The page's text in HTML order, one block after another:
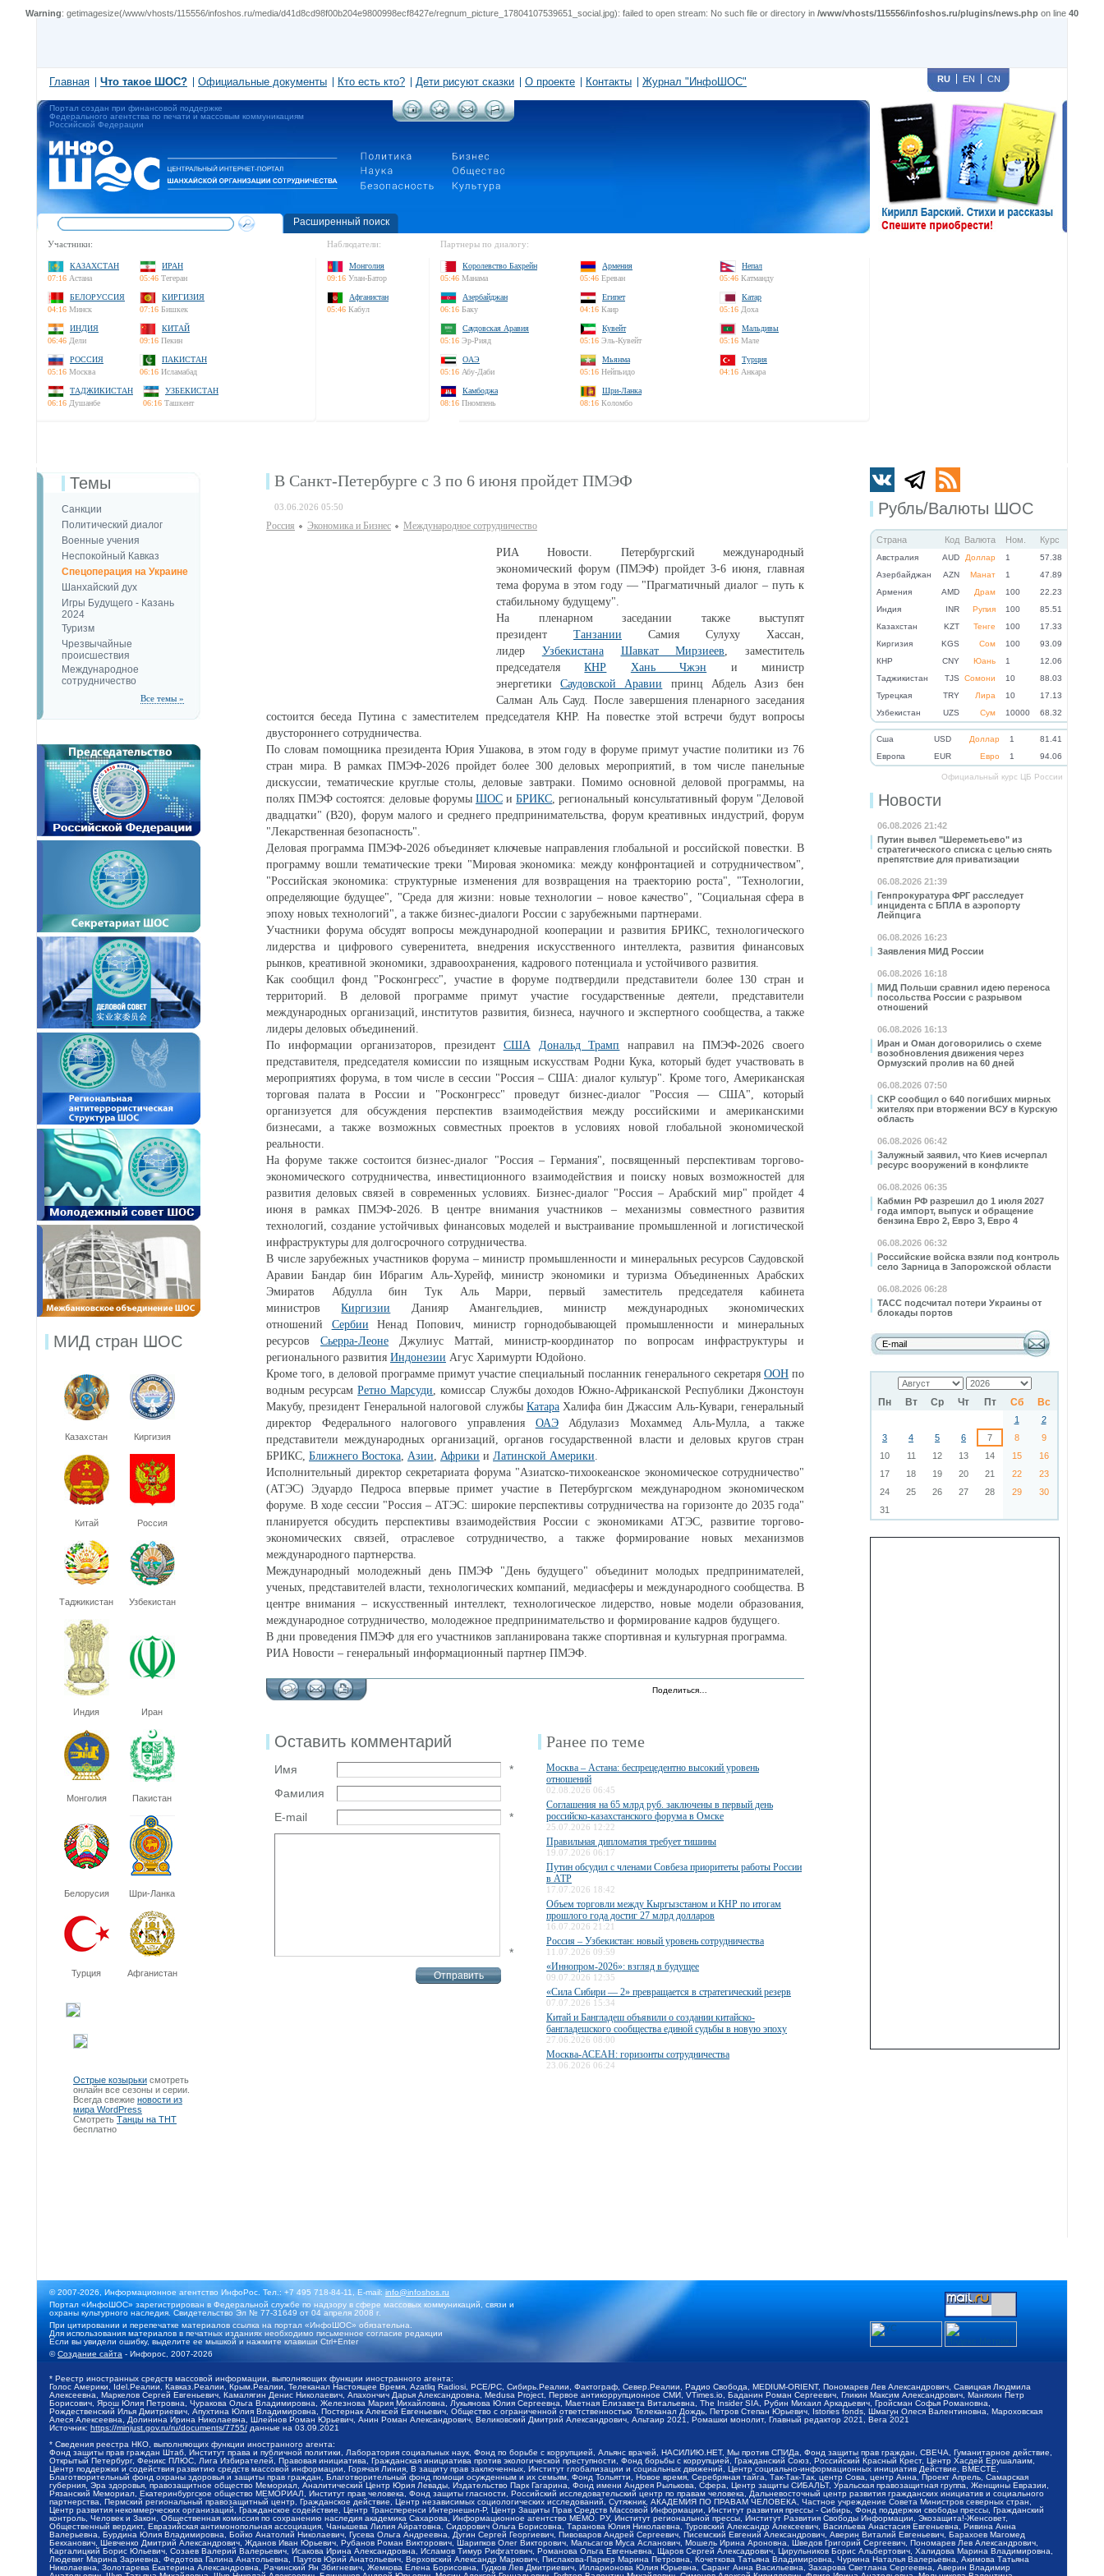
Warning: getimagesize(/www/vhosts/115556/infoshos.ru/media/d41d8cd98f00b204e9800998ecf8427e/regnum_picture_17804107539651_social.jpg): failed to open stream: No such file or directory in /www/vhosts/115556/infoshos.ru/plugins/news.php on line 40
Главная Что такое ШОС? Официальные документы Кто есть кто? Дети рисуют сказки О проекте Контакты Журнал "ИнфоШОС" RU EN CN
Портал создан при финансовой поддержке
Федерального агентства по печати и массовым коммуникациям
Российской Федерации
Расширенный поиск
Участники:
КАЗАХСТАН
07:16 Астана
ИРАН
05:46 Тегеран
БЕЛОРУССИЯ
04:16 Минск
КИРГИЗИЯ
07:16 Бишкек
ИНДИЯ
06:46 Дели
КИТАЙ
09:16 Пекин
РОССИЯ
05:16 Москва
ПАКИСТАН
06:16 Исламабад
ТАДЖИКИСТАН
06:16 Душанбе
УЗБЕКИСТАН
06:16 Ташкент
Наблюдатели:
Монголия
09:16 Улан-Батор
Афганистан
05:46 Кабул
Партнеры по диалогу:
Королевство Бахрейн
05:46 Манама
Армения
05:46 Ереван
Непал
05:46 Катманду
Азербайджан
06:16 Баку
Египет
04:16 Каир
Катар
05:16 Доха
Саудовская Аравия
05:16 Эр-Рияд
Кувейт
05:16 Эль-Кувейт
Мальдивы
05:16 Мале
ОАЭ
05:16 Абу-Даби
Мьянма
05:16 Нейпьидо
Турция
04:16 Анкара
Камбоджа
08:16 Пномпень
Шри-Ланка
08:16 Коломбо
Рубль/Валюты ШОС
Страна Код Валюта Ном. Курс
Австралия AUD Доллар 1
57.38
Азербайджан
AZN Манат 1
47.89
Армения
AMD Драм 100
22.23
Индия
INR Рупия 100
85.51
Казахстан
KZT Тенге 100
17.33
Киргизия
KGS Сом 100
93.09
КНР
CNY Юань 1
12.06
Таджикистан
TJS Сомони 10
88.03
Турецкая
TRY Лира 10
17.13
Узбекистан
UZS Сум 10000 68.32
Cша USD Доллар 1
81.41
Eвропа
EUR Евро 1 94.06
Официальный курс ЦБ России
Новости
06.08.2026 21:42
Путин вывел "Шереметьево" из
стратегического списка с целью снять
препятствие для приватизации
06.08.2026 21:39
Генпрокуратура ФРГ расследует
инцидента с БПЛА в аэропорту
Лейпцига
06.08.2026 16:23
Заявления МИД России
06.08.2026 16:18
МИД Польши сравнил идею переноса
посольства России с разрывом
отношений
06.08.2026 16:13
Иран и Оман договорились о схеме
возобновления движения через
Ормузский пролив на 60 дней
06.08.2026 07:50
СКР сообщил о 640 погибших мирных
жителях при вторжении ВСУ в Курскую
область
06.08.2026 06:42
Залужный заявил, что Киев исчерпал
ресурс вооружений в конфликте
06.08.2026 06:35
Кабмин РФ разрешил до 1 июля 2027
года импорт, выпуск и обращение
бензина Евро 2, Евро 3, Евро 4
06.08.2026 06:32
Российские войска взяли под контроль
село Зарница в Запорожской области
06.08.2026 06:28
ТАСС подсчитал потери Украины от
блокады портов
Пн Вт Ср Чт Пт Сб Вс
1
2
3
4 5 6 7 8
9
10
11 12 13 14 15
16
17
18 19 20 21 22
23
24
25 26 27 28 29
30
31
Темы
Санкции
Политический диалог
Военные учения
Неспокойный Кавказ
Спецоперация на Украине
Шанхайский дух
Игры Будущего - Казань
2024
Туризм
Чрезвычайные
происшествия
Международное
сотрудничество
Все темы »
МИД стран ШОС
Казахстан Киргизия
Китай Россия
Таджикистан Узбекистан
Индия Иран
Монголия Пакистан
Белорусия Шри-Ланка
Турция Афганистан
Острые козырьки смотреть
онлайн все сезоны и серии.
Всегда свежие новости из
мира WordPress
Смотреть Танцы на ТНТ
бесплатно
В Санкт-Петербурге с 3 по 6 июня пройдет ПМЭФ
03.06.2026 05:50
Россия Экономика и Бизнес Международное сотрудничество
РИА Новости. Петербургский международный
экономический форум (ПМЭФ) пройдет 3-6 июня, главная
тема форума в этом году — "Прагматичный диалог – путь к
стабильному будущему".
На пленарном заседании также выступят
президент Танзании Самия Сулуху Хассан,
лидер Узбекистана Шавкат Мирзиеев, заместитель
председателяКНР Хань Чжэн и министр
энергетикиСаудовской Аравии принц Абдель Азиз бен
Салман Аль Сауд. После завершения пленарного заседания
состоится беседа Путина с заместителем председателя КНР. На повестке этой встречи будут вопросы
двустороннего сотрудничества.
По словам помощника президента Юрия Ушакова, в этом году в форуме примут участие политики из 76
стран мира. В рамках ПМЭФ-2026 пройдет более 300 деловых мероприятий, в том числе панельные
дискуссии, тематические круглые столы, деловые завтраки. Помимо основной деловой программы, на
полях ПМЭФ состоятся: деловые форумы ШОСиБРИКС, региональный консультативный форум "Деловой
двадцатки" (В20), форум малого и среднего предпринимательства, форум креативных индустрий, форум
"Лекарственная безопасность".
Деловая программа ПМЭФ-2026 объединяет ключевые направления глобальной и российской повестки. В
программу вошли тематические треки "Мировая экономика: между конфронтацией и сотрудничеством",
"Российская экономика: структурные изменения для возвращения на траекторию роста", "Технологии,
определяющие будущее", "Среда для жизни: новые технологии – новое качество", "Социальная сфера в
эпоху новых технологий", а также бизнес-диалоги России с зарубежными партнерами.
Участники форума обсудят вопросы международной кооперации и развития БРИКС, технологического
лидерства и цифрового суверенитета, внедрения искусственного интеллекта, развития финансовых
рынков, креативной экономики, здравоохранения, кадрового потенциала и устойчивого развития.
Как сообщил фонд "Росконгресс", участие в форуме подтвердили представители более 130 стран и
территорий. В деловой программе примут участие государственные деятели, представители
международных организаций, институтов развития, бизнеса, научного и экспертного сообщества, а также
лидеры деловых объединений.
По информации организаторов, президент США Дональд Трамп направил на ПМЭФ-2026 своего
представителя, председателя комиссии по изящным искусствам Родни Кука, который будет участвовать в
мероприятиях форума, в том числе в сессии "Россия – США: диалог культур". Кроме того, Американская
торговая палата в России и "Росконгресс" проведут бизнес-диалог "Россия — США", который
организуется для обсуждения перспектив взаимодействия между российскими и американскими
бизнесами, а также возможных совместных проектов в условиях новой глобальной экономической
реальности.
На форуме также состоится бизнес-диалог "Россия – Германия", посвященный перспективам торгово-
экономического сотрудничества, инвестиционного взаимодействия и поиску новых возможностей для
развития деловых связей в современных условиях. Бизнес-диалог "Россия – Арабский мир" пройдет 4
июня в рамках ПМЭФ-2026. В центре внимания участников – механизмы совместного развития
технологий, создание устойчивых финансовых моделей и выстраивание промышленной и логистической
инфраструктуры для долгосрочного сотрудничества.
В числе зарубежных участников форума – министр промышленности и минеральных ресурсов Саудовской
Аравии Бандар бин Ибрагим Аль-Хурейф, министр экономики и туризма Объединенных Арабских
Эмиратов Абдулла бин Тук Аль Марри, первый заместитель председателя кабинета
министровКиргизии Данияр Амангельдиев, министр международных экономических
отношений Сербии Ненад Попович, министр горнодобывающей промышленности и минеральных
ресурсов Сьерра-Леоне Джулиус Маттай, министр-координатор по вопросам инфраструктуры и
регионального развития Индонезии Агус Харимурти Юдойоно.
Кроме того, в деловой программе примут участие специальный посланник генерального секретаря ООН по
водным ресурсамРетно Марсуди, комиссар Службы доходов Южно-Африканской Республики Джонстоун
Макубу, президент Генеральной налоговой службы Катара Халифа бин Джассим Аль-Кувари, генеральный
директор Федерального налогового управления ОАЭАбдулазиз Мохаммед Аль-Мулла, а также
представители международных организаций, органов государственной власти и деловых кругов стран
БРИКС, Ближнего Востока, Азии, Африки и Латинской Америки.
Исполнительный директор секретариата форума "Азиатско-тихоокеанское экономическое сотрудничество"
(АТЭС) Эдуардо Педроса впервые примет участие в Петербургском международном экономическом
форуме. В ходе сессии "Россия – АТЭС: широкие перспективы сотрудничества на горизонте до 2035 года"
планируется обсудить перспективы взаимодействия России с экономиками АТЭС, развитие торгово-
экономических связей, отраслевое сотрудничество, а также формирование новых механизмов
международного партнерства.
Международный молодежный день ПМЭФ "День будущего" объединит молодых предпринимателей,
ученых, представителей власти, технологических компаний, медиасферы и международного сообщества. В
центре внимания – искусственный интеллект, технологическое лидерство, новые модели образования,
международное сотрудничество, молодежное предпринимательство и формирование кадров будущего.
В дни проведения ПМЭФ для его участников запланирована также спортивная и культурная программа.
РИА Новости – генеральный информационный партнер ПМЭФ.
Поделиться…
Оставить комментарий
Имя
*
Фамилия
E-mail
*
*
Ранее по теме
Москва – Астана: беспрецедентно высокий уровень
отношений
02.08.2026 06:45
Соглашения на 65 млрд руб. заключены в первый день
российско-казахстанского форума в Омске
25.07.2026 12:22
Правильная дипломатия требует тишины
19.07.2026 06:17
Путин обсудил с членами Совбеза приоритеты работы России
в АТР
17.07.2026 18:42
Объем торговли между Кыргызстаном и КНР по итогам
прошлого года достиг 27 млрд долларов
16.07.2026 21:21
Россия – Узбекистан: новый уровень сотрудничества
11.07.2026 09:59
«Иннопром-2026»: взгляд в будущее
09.07.2026 12:35
«Сила Сибири — 2» превращается в стратегический резерв
07.07.2026 15:34
Китай и Бангладеш объявили о создании китайско-
бангладешского сообщества единой судьбы в новую эпоху
27.06.2026 08:00
Москва-АСЕАН: горизонты сотрудничества
23.06.2026 06:24
© 2007-2026, Информационное агентство ИнфоРос. Тел.: +7 495 718-84-11, E-mail:info@infoshos.ru
Портал «ИнфоШОС» зарегистрирован в Федеральной службе по надзору в сфере массовых коммуникаций, связи и
охраны культурного наследия. Свидетельство Эл № 77-31649 от 04 апреля 2008 г.
При цитировании и перепечатке материалов ссылка на портал «ИнфоШОС» обязательна.
Для использования материалов в печатных изданиях необходимо письменное согласие редакции
Если вы увидели ошибку, выделите ее мышкой и нажмите клавиши Ctrl+Enter
©Создание сайта - Инфорос, 2007-2026
* Реестр иностранных средств массовой информации, выполняющих функции иностранного агента:
Голос Америки, Idel.Реалии, Кавказ.Реалии, Крым.Реалии, Телеканал Настоящее Время, Azatliq Radiosi, PCE/PC, Сибирь.Реалии, Фактограф, Север.Реалии, Радио Свобода, MEDIUM-ORIENT, Пономарев Лев Александрович, Савицкая Людмила
Алексеевна, Маркелов Сергей Евгеньевич, Камалягин Денис Николаевич, Апахончич Дарья Александровна, Medusa Project, Первое антикоррупционное СМИ, VTimes.io, Баданин Роман Сергеевич, Гликин Максим Александрович, Маняхин Петр
Борисович, Ярош Юлия Петровна, Чуракова Ольга Владимировна, Железнова Мария Михайловна, Лукьянова Юлия Сергеевна, Маетная Елизавета Витальевна, The Insider SIA, Рубин Михаил Аркадьевич, Гройсман Софья Романовна,
Рождественский Илья Дмитриевич, Апухтина Юлия Владимировна, Постернак Алексей Евгеньевич, Общество с ограниченной ответственностью Телеканал Дождь, Петров Степан Юрьевич, Istories fonds, Шмагун Олеся Валентиновна, Мароховская
Алеся Алексеевна, Долинина Ирина Николаевна, Шлейнов Роман Юрьевич, Анин Роман Александрович, Великовский Дмитрий Александрович, Альтаир 2021, Ромашки монолит, Главный редактор 2021, Вега 2021
Источник: https://minjust.gov.ru/ru/documents/7755/ данные на 03.09.2021
* Сведения реестра НКО, выполняющих функции иностранного агента:
Фонд защиты прав граждан Штаб, Институт права и публичной политики, Лаборатория социальных наук, Фонд по борьбе с коррупцией, Альянс врачей, НАСИЛИЮ.НЕТ, Мы против СПИДа, Фонд защиты прав граждан, СВЕЧА, Гуманитарное действие,
Открытый Петербург, Феникс ПЛЮС, Лига Избирателей, Правовая инициатива, Гражданская инициатива против экологической преступности, Фонд борьбы с коррупцией, Гражданский Союз, Российский Красный Крест, Центр Хасдей Ерушалаим,
Центр поддержки и содействия развитию средств массовой информации, Горячая Линия, В защиту прав заключенных, Институт глобализации и социальных движений, Центр социально-информационных инициатив Действие, ВМЕСТЕ,
Благотворительный фонд охраны здоровья и защиты прав граждан, Благотворительный фонд помощи осужденным и их семьям, Фонд Тольятти, Новое время, Серебряная тайга, Так-Так-Так, центр Сова, центр Анна, Проект Апрель, Самарская
губерния, Эра здоровья, правозащитное общество Мемориал, Аналитический Центр Юрия Левады, Издательство Парк Гагарина, Фонд имени Андрея Рылькова, Сфера, Центр защиты СИБАЛЬТ, Уральская правозащитная группа, Женщины Евразии,
Рязанский Мемориал, Екатеринбургское общество МЕМОРИАЛ, Институт прав человека, Фонд защиты гласности, Российский исследовательский центр по правам человека, Дальневосточный центр развития гражданских инициатив и социального
партнерства, Пермский региональный правозащитный центр, Гражданское действие, Центр независимых социологических исследований, Сутяжник, АКАДЕМИЯ ПО ПРАВАМ ЧЕЛОВЕКА, Частное учреждение Совета Министров северных стран,
Центр развития некоммерческих организаций, Гражданское содействие, Центр Трансперенси Интернешнл-Р, Центр Защиты Прав Средств Массовой Информации, Институт развития прессы - Сибирь, Фонд поддержки свободы прессы, Гражданский
контроль, Человек и Закон, Общественная комиссия по сохранению наследия академика Сахарова, Информационное агентство МЕМО. РУ, Институт региональной прессы, Институт Развития Свободы Информации, Экозащита!-Женсовет,
Общественный вердикт, Евразийская антимонопольная ассоциация, Чанышева Лилия Айратовна, Сидорович Ольга Борисовна, Таранова Юлия Николаевна, Туровский Александр Алексеевич, Васильева Анастасия Евгеньевна, Ривина Анна
Валерьевна, Бурдина Юлия Владимировна, Бойко Анатолий Николаевич, Гусева Ольга Андреевна, Дугин Сергей Георгиевич, Пивоваров Андрей Сергеевич, Писемский Евгений Александрович, Аверин Виталий Евгеньевич, Барахоев Магомед
Бекханович, Шевченко Дмитрий Александрович, Жданов Иван Юрьевич, Рубанов Роман Викторович, Шарипков Олег Викторович, Мальсагов Муса Асланович, Мошель Ирина Ароновна, Шведов Григорий Сергеевич, Пономарев Лев Александрович,
Каргалицкий Борис Юльевич, Созаев Валерий Валерьевич, Исакова Ирина Александровна, Исламов Тимур Рифгатович, Романова Ольга Евгеньевна, Щаров Сергей Алексадрович, Цирульников Борис Альбертович, Халидова Марина Владимировна,
Людевиг Марина Зариевна, Федотова Галина Анатольевна, Паутов Юрий Анатольевич, Верховский Александр Маркович, Пислакова-Паркер Марина Петровна, Кочеткова Татьяна Владимировна, Чуркина Наталья Валерьевна, Акимова Татьяна
Николаевна, Золотарева Екатерина Александровна, Рачинский Ян Збигневич, Жемкова Елена Борисовна, Гудков Лев Дмитриевич, Илларионова Юлия Юрьевна, Саранг Анна Васильевна, Захарова Светлана Сергеевна, Аверин Владимир